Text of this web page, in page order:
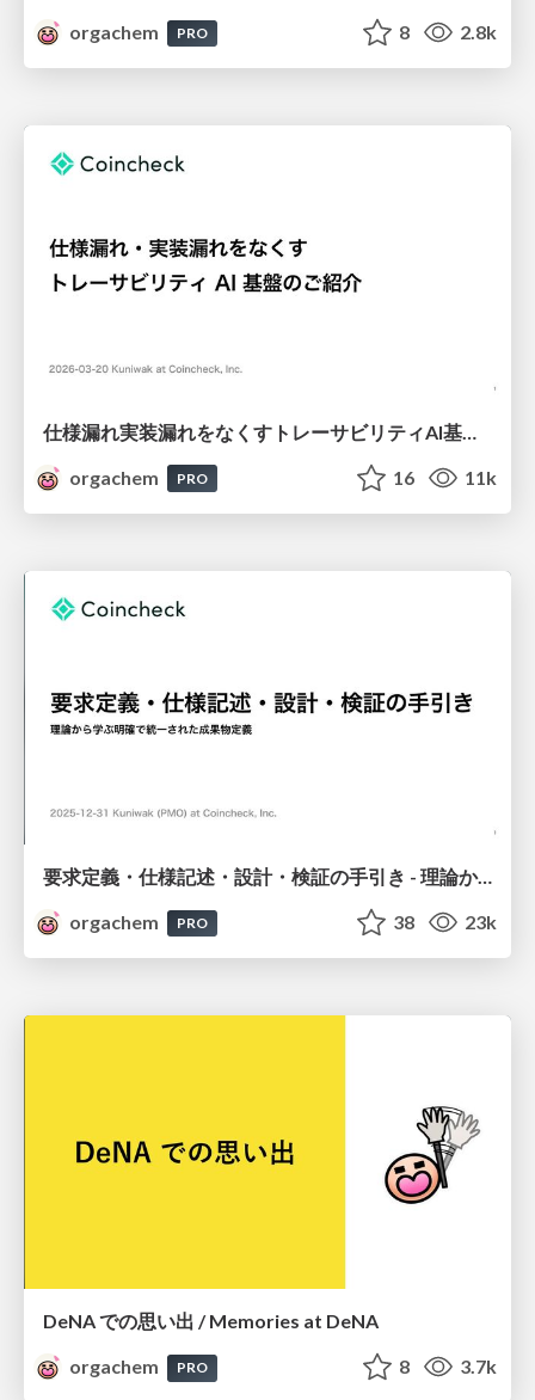
orgachem
PRO 8 2.8k
orgachem
PRO 16 11k
要求定義・仕様記述・設計・検証の手引き - 理論から学ぶ明確で統一された成果物定義
orgachem
PRO 38 23k
DeNA での思い出 / Memories at DeNA
orgachem
PRO 8 3.7k